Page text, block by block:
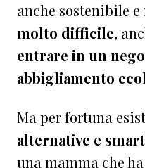
anche sostenibile
molto difficile,
entrare in un
abbigliamento
Ma per fortuna
alternative e smart
una mamma che